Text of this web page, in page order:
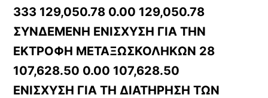
333 129,050.78 0.00 129,050.78
ΣΥΝΔΕΜΕΝΗ ΕΝΙΣΧΥΣΗ ΓΙΑ ΤΗΝ
ΕΚΤΡΟΦΗ ΜΕΤΑΞΩΣΚΟΛΗΚΩΝ 28
107,628.50 0.00 107,628.50
ΕΝΙΣΧΥΣΗ ΓΙΑ ΤΗ ΔΙΑΤΗΡΗΣΗ ΤΩΝ